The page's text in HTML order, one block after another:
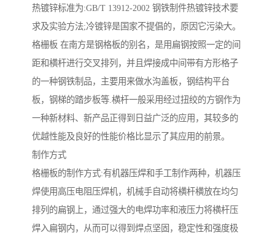
热镀锌标准为:GB/T 13912-2002 钢铁制件热镀锌技术要
求及实验方法;冷镀锌是国家不提倡的，原因它污染大。
格栅板 在南方是钢格板的别名，是用扁钢按照一定的间
距和横杆进行交叉排列，并且焊接成中间带有方形格子
的一种钢铁制品，主要用来做水沟盖板，钢结构平台
板，钢梯的踏步板等.横杆一般采用经过扭绞的方钢作为
一种新材料、新产品正得到日益广泛的应用，其较多的
优越性能及良好的性能价格比显示了其应用的前景。
制作方式
格栅板的制作方式:有机器压焊和手工制作两种，机器压
焊使用高压电阻压焊机，机械手自动将横杆横放在均匀
排列的扁钢上，通过强大的电焊功率和液压力将横杆压
焊入扁钢内，从而可以得到焊点坚固，稳定性和强度极